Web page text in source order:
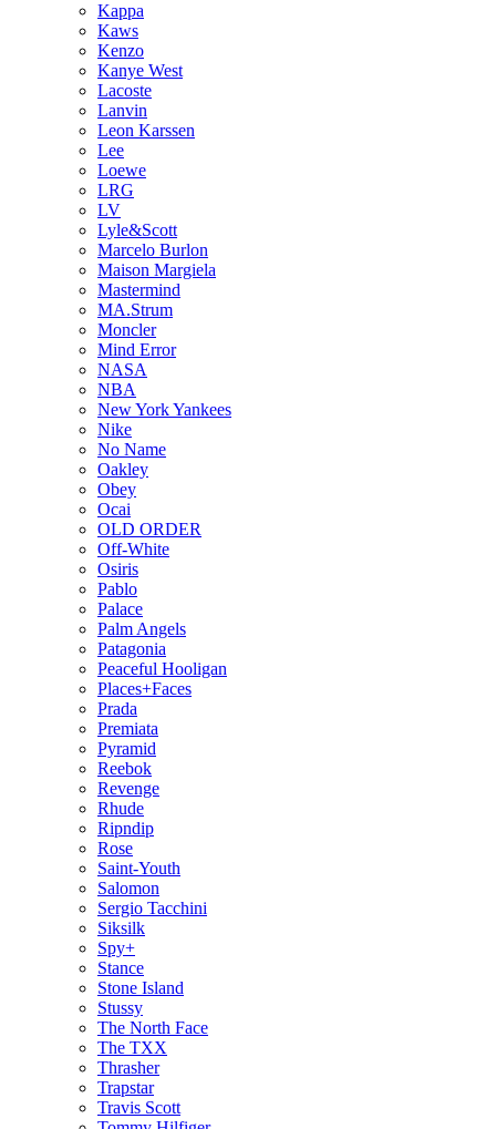
Kappa
Kaws
Kenzo
Kanye West
Lacoste
Lanvin
Leon Karssen
Lee
Loewe
LRG
LV
Lyle&Scott
Marcelo Burlon
Maison Margiela
Mastermind
MA.Strum
Moncler
Mind Error
NASA
NBA
New York Yankees
Nike
No Name
Oakley
Obey
Ocai
OLD ORDER
Off-White
Osiris
Pablo
Palace
Palm Angels
Patagonia
Peaceful Hooligan
Places+Faces
Prada
Premiata
Pyramid
Reebok
Revenge
Rhude
Ripndip
Rose
Saint-Youth
Salomon
Sergio Tacchini
Siksilk
Spy+
Stance
Stone Island
Stussy
The North Face
The TXX
Thrasher
Trapstar
Travis Scott